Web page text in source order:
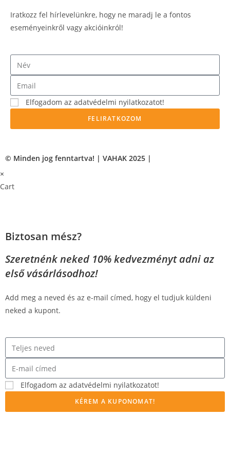
Iratkozz fel hírlevelünkre, hogy ne maradj le a fontos
eseményeinkről vagy akcióinkról!
Elfogadom az adatvédelmi nyilatkozatot!
FELIRATKOZOM
© Minden jog fenntartva! | VAHAK 2025 |
×
Cart
Biztosan mész?
Szeretnénk neked 10% kedvezményt adni az
első vásárlásodhoz!
Add meg a neved és az e-mail címed, hogy el tudjuk küldeni
neked a kupont.
Elfogadom az adatvédelmi nyilatkozatot!
KÉREM A KUPONOMAT!